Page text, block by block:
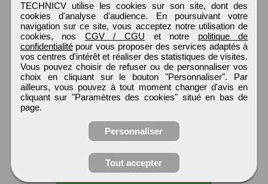
Candidature spontanée
TECHNICV utilise les cookies sur son site, dont des
cookies d'analyse d'audience. En poursuivant votre
navigation sur ce site, vous acceptez notre utilisation de
cookies, nos CGV / CGU et notre politique de
confidentialitépour vous proposer des services adaptés à
vos centres d'intérêt et réaliser des statistiques de visites.
Vous pouvez choisir de refuser ou de personnaliser vos
choix en cliquant sur le bouton "Personnaliser". Par
ailleurs, vous pouvez à tout moment changer d'avis en
cliquant sur "Paramètres des cookies" situé en bas de
page.
Personnaliser
Tout accepter
TECHNICV